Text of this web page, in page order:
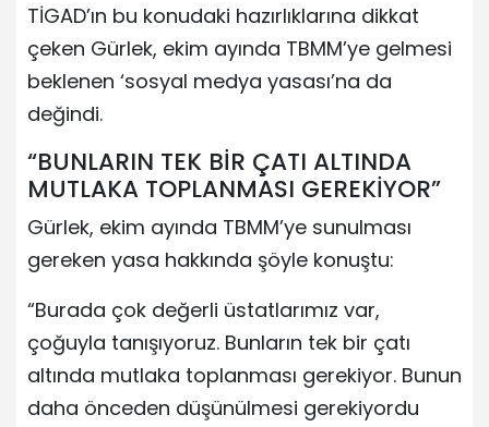
TİGAD’ın bu konudaki hazırlıklarına dikkat
çeken Gürlek, ekim ayında TBMM’ye gelmesi
beklenen ‘sosyal medya yasası’na da
değindi.
“BUNLARIN TEK BİR ÇATI ALTINDA
MUTLAKA TOPLANMASI GEREKİYOR”
Gürlek, ekim ayında TBMM’ye sunulması
gereken yasa hakkında şöyle konuştu:
“Burada çok değerli üstatlarımız var,
çoğuyla tanışıyoruz. Bunların tek bir çatı
altında mutlaka toplanması gerekiyor. Bunun
daha önceden düşünülmesi gerekiyordu